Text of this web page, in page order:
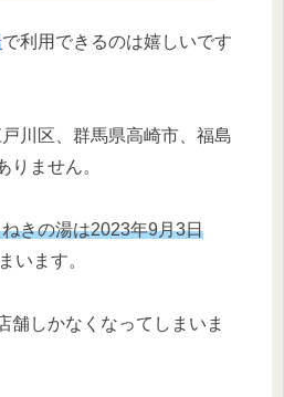
で利用できるのは嬉しいです
川区、群馬県高崎市、福島
りません。
きの湯は2023年9月3日
います。
舗しかなくなってしまいま